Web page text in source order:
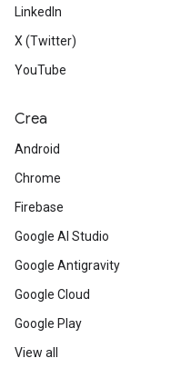
LinkedIn
X (Twitter)
YouTube
Crea
Android
Chrome
Firebase
Google AI Studio
Google Antigravity
Google Cloud
Google Play
View all